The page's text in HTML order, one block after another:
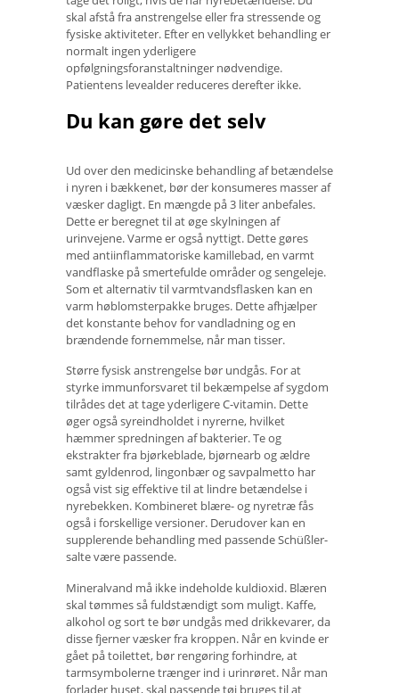
skal afstå fra anstrengelse eller fra stressende og
fysiske aktiviteter. Efter en vellykket behandling er
normalt ingen yderligere
opfølgningsforanstaltninger nødvendige.
Patientens levealder reduceres derefter ikke.
Du kan gøre det selv
Ud over den medicinske behandling af betændelse
i nyren i bækkenet, bør der konsumeres masser af
væsker dagligt. En mængde på 3 liter anbefales.
Dette er beregnet til at øge skylningen af ​​
urinvejene. Varme er også nyttigt. Dette gøres
med antiinflammatoriske kamillebad, en varmt
vandflaske på smertefulde områder og sengeleje.
Som et alternativ til varmtvandsflasken kan en
varm høblomsterpakke bruges. Dette afhjælper
det konstante behov for vandladning og en
brændende fornemmelse, når man tisser.
Større fysisk anstrengelse bør undgås. For at
styrke immunforsvaret til bekæmpelse af sygdom
tilrådes det at tage yderligere C-vitamin. Dette
øger også syreindholdet i nyrerne, hvilket
hæmmer spredningen af ​​bakterier. Te og
ekstrakter fra bjørkeblade, bjørnearb og ældre
samt gyldenrod, lingonbær og savpalmetto har
også vist sig effektive til at lindre betændelse i
nyrebekken. Kombineret blære- og nyretræ fås
også i forskellige versioner. Derudover kan en
supplerende behandling med passende Schüßler-
salte være passende.
Mineralvand må ikke indeholde kuldioxid. Blæren
skal tømmes så fuldstændigt som muligt. Kaffe,
alkohol og sort te bør undgås med drikkevarer, da
disse fjerner væsker fra kroppen. Når en kvinde er
gået på toilettet, bør rengøring forhindre, at
tarmsymbolerne trænger ind i urinrøret. Når man
forlader huset, skal passende tøj bruges til at